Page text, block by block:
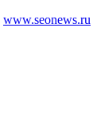
www.seonews.ru